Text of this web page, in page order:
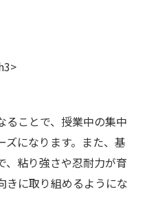
ることで、授業中の集中
ズになります。また、基
、粘り強さや忍耐力が育
きに取り組めるようにな